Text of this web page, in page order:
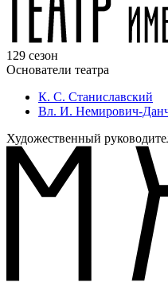
129 сезон
Основатели театра
К. С. Станиславский
Вл. И. Немирович-
Художественный